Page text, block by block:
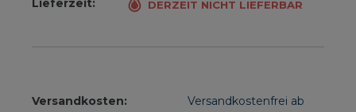
Lieferzeit: DERZEIT NICHT LIEFERBAR
Versandkosten:
Versandkostenfrei ab